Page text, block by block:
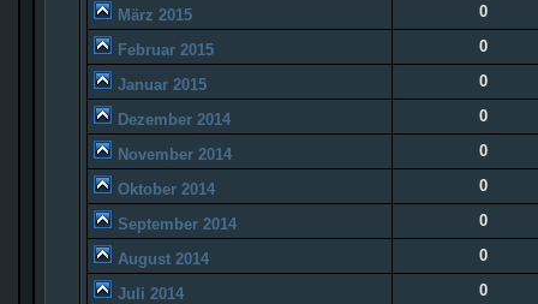
März 2015 0
Februar 2015 0
Januar 2015 0
Dezember 2014 0
November 2014 0
Oktober 2014 0
September 2014 0
August 2014 0
Juli 2014 0